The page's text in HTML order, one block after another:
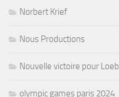
Norbert Krief
Nous Productions
Nouvelle victoire pour Loeb
olympic games paris 2024